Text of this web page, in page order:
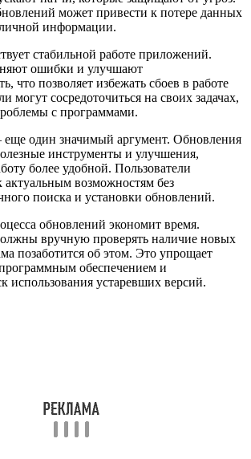
может привести к потере данных
информации.
стабильной работе приложений.
ошибки и улучшают
что позволяет избежать сбоев в работе
могут сосредоточиться на своих задачах,
с программами.
еще один значимый аргумент. Обновления
инструменты и улучшения,
более удобной. Пользователи
актуальным возможностям без
поиска и установки обновлений.
обновлений экономит время.
вручную проверять наличие новых
позаботится об этом. Это упрощает
обеспечением и
использования устаревших версий.